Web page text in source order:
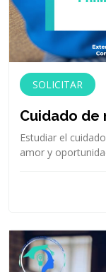
SOLICITAR
Cuidado de
Estudiar el
amor y